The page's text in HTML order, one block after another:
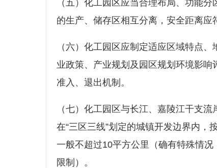
（五）化工园区应当合理布局、功能
的生产、储存区相互分离，安全距离
（六）化工园区应制定适应区域特点
业政策、产业规划及园区规划环境影响
准入、退出机制。
（七）化工园区与长江、嘉陵江干支
在“三区三线”划定的城镇开发边界内
一般不超过10平方公里（确有特殊情
限制）。